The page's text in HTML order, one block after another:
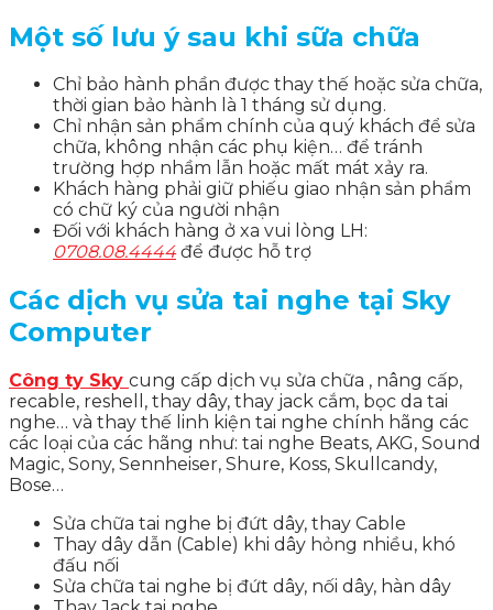
Một số lưu ý sau khi sữa chữa
Chỉ bảo hành phần được thay thế hoặc sửa chữa,
thời gian bảo hành là 1 tháng sử dụng.
Chỉ nhận sản phẩm chính của quý khách để sửa
chữa, không nhận các phụ kiện… để tránh
trường hợp nhầm lẫn hoặc mất mát xảy ra.
Khách hàng phải giữ phiếu giao nhận sản phẩm
có chữ ký của người nhận
Đối với khách hàng ở xa vui lòng LH:
0708.08.4444để được hỗ trợ
Các dịch vụ sửa tai nghe tại Sky
Computer
Công ty Sky cung cấp dịch vụ sửa chữa , nâng cấp,
recable, reshell, thay dây, thay jack cắm, bọc da tai
nghe… và thay thế linh kiện tai nghe chính hãng các
các loại của các hãng như: tai nghe Beats, AKG, Sound
Magic, Sony, Sennheiser, Shure, Koss, Skullcandy,
Bose…
Sửa chữa tai nghe bị đứt dây, thay Cable
Thay dây dẫn (Cable) khi dây hỏng nhiều, khó
đấu nối
Sửa chữa tai nghe bị đứt dây, nối dây, hàn dây